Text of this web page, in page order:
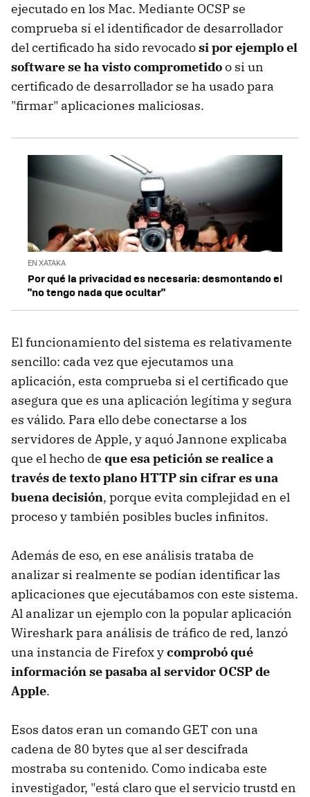
ejecutado en los Mac. Mediante OCSP se
comprueba si el identificador de desarrollador
del certificado ha sido revocadosi por ejemplo el
software se ha visto comprometidoo si un
certificado de desarrollador se ha usado para
"firmar" aplicaciones maliciosas.
EN XATAKA
Por qué la privacidad es necesaria: desmontando el
"no tengo nada que ocultar"
El funcionamiento del sistema es relativamente
sencillo: cada vez que ejecutamos una
aplicación, esta comprueba si el certificado que
asegura que es una aplicación legítima y segura
es válido. Para ello debe conectarse a los
servidores de Apple, y aquó Jannone explicaba
que el hecho de que esa petición se realice a
través de texto plano HTTP sin cifrar es una
buena decisión, porque evita complejidad en el
proceso y también posibles bucles infinitos.
Además de eso, en ese análisis trataba de
analizar si realmente se podían identificar las
aplicaciones que ejecutábamos con este sistema.
Al analizar un ejemplo con la popular aplicación
Wireshark para análisis de tráfico de red, lanzó
una instancia de Firefox ycomprobó qué
información se pasaba al servidor OCSP de
Apple.
Esos datos eran un comando GET con una
cadena de 80 bytes que al ser descifrada
mostraba su contenido. Como indicaba este
investigador, "está claro que el servicio trustd en